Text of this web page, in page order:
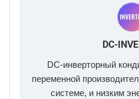
DC-
DC-инверторный
переменной
системе, и низким